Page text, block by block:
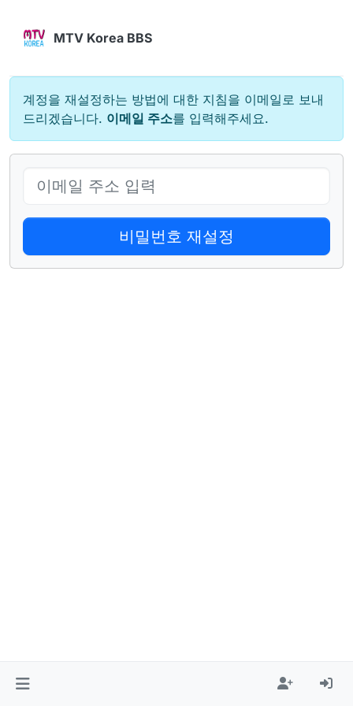
MTV Korea BBS
계정을 재설정하는 방법에 대한 지침을 이메일로 보내
드리겠습니다. 이메일 주소를 입력해주세요.
비밀번호 재설정